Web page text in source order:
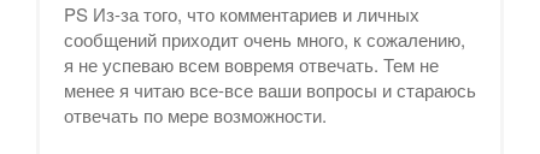
PS Из-за того, что комментариев и личных
сообщений приходит очень много, к сожалению,
я не успеваю всем вовремя отвечать. Тем не
менее я читаю все-все ваши вопросы и стараюсь
отвечать по мере возможности.